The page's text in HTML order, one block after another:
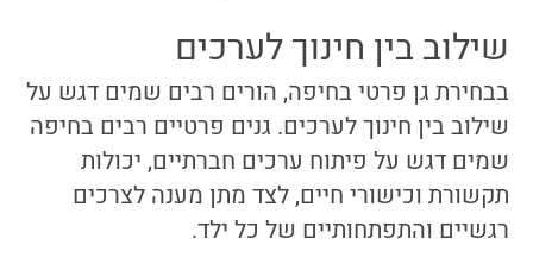
שילוב בין חינוך לערכים
בבחירת גן פרטי בחיפה, הורים רבים שמים דגש על
שילוב בין חינוך לערכים. גנים פרטיים רבים בחיפה
שמים דגש על פיתוח ערכים חברתיים, יכולות
תקשורת וכישורי חיים, לצד מתן מענה לצרכים
רגשיים והתפתחותיים של כל ילד.